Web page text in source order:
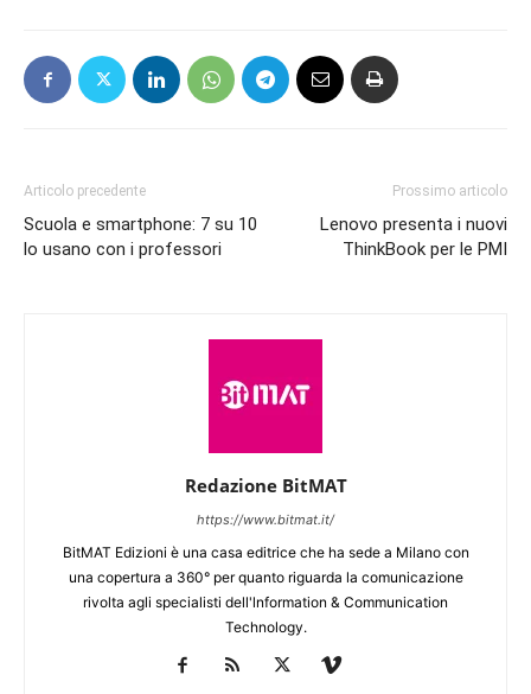
Articolo precedente
Scuola e smartphone: 7 su 10
lo usano con i professori
Prossimo articolo
Lenovo presenta i nuovi
ThinkBook per le PMI
Redazione BitMAT
https://www.bitmat.it/
BitMAT Edizioni è una casa editrice che ha sede a Milano con
una copertura a 360° per quanto riguarda la comunicazione
rivolta agli specialisti dell'lnformation & Communication
Technology.